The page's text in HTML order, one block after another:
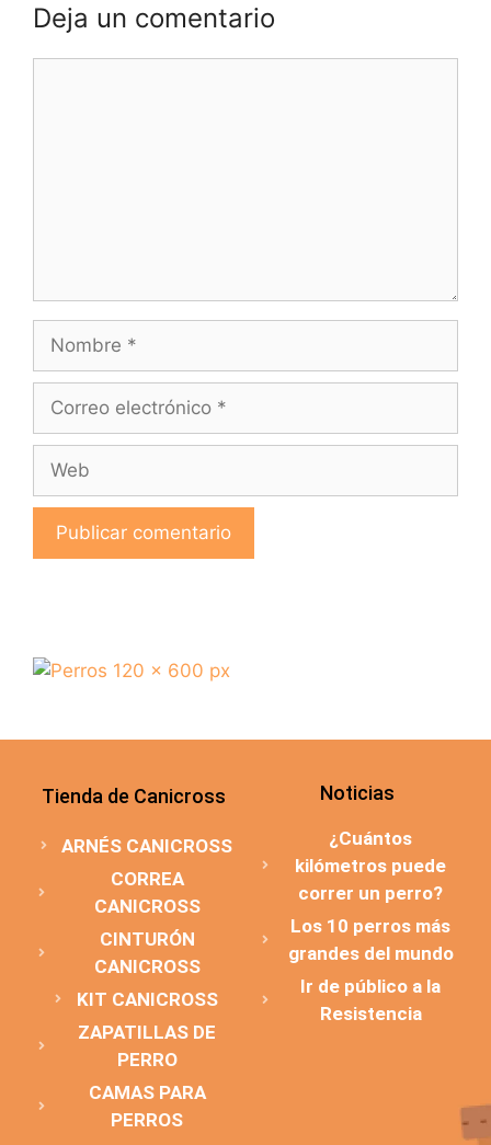
Deja un comentario
Tienda de Canicross
ARNÉS CANICROSS
CORREA
CANICROSS
CINTURÓN
CANICROSS
KIT CANICROSS
ZAPATILLAS DE
PERRO
CAMAS PARA
PERROS
Noticias
¿Cuántos
kilómetros puede
correr un perro?
Los 10 perros más
grandes del mundo
Ir de público a la
Resistencia